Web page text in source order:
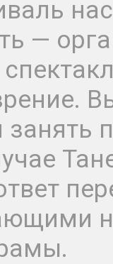
—
занять